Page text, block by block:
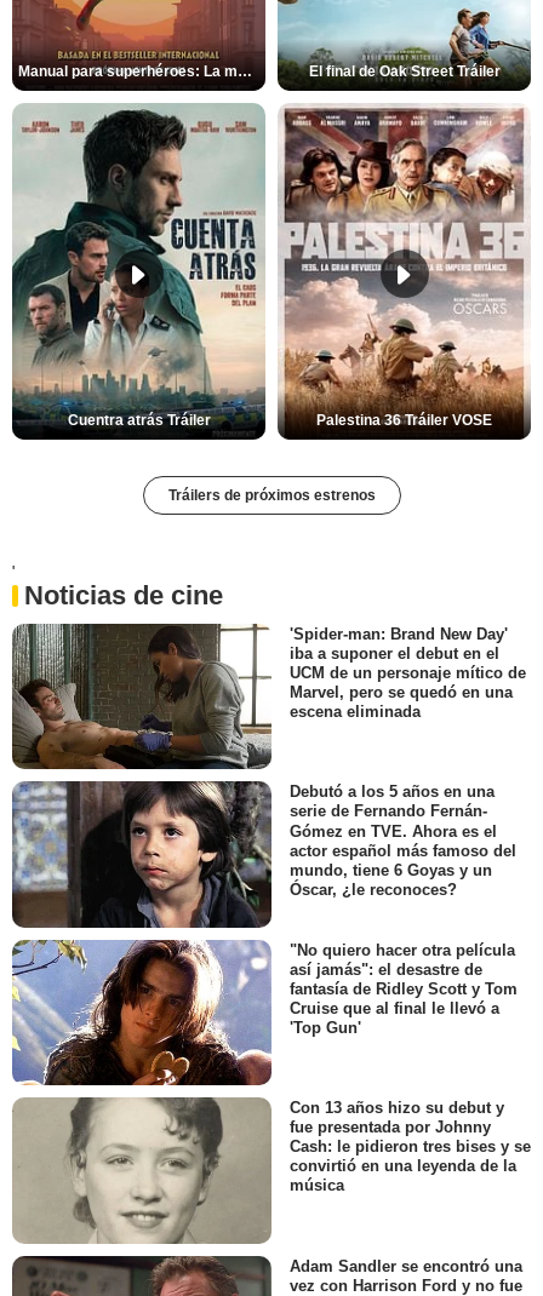
Manual para superhéroes: La máscara roja Tráiler El final de Oak Street Tráiler
Cuentra atrás Tráiler Palestina 36 Tráiler VOSE
Tráilers de próximos estrenos
'
Noticias de cine
'Spider-man: Brand New Day'
iba a suponer el debut en el
UCM de un personaje mítico de
Marvel, pero se quedó en una
escena eliminada
Debutó a los 5 años en una
serie de Fernando Fernán-
Gómez en TVE. Ahora es el
actor español más famoso del
mundo, tiene 6 Goyas y un
Óscar, ¿le reconoces?
"No quiero hacer otra película
así jamás": el desastre de
fantasía de Ridley Scott y Tom
Cruise que al final le llevó a
'Top Gun'
Con 13 años hizo su debut y
fue presentada por Johnny
Cash: le pidieron tres bises y se
convirtió en una leyenda de la
música
Adam Sandler se encontró una
vez con Harrison Ford y no fue